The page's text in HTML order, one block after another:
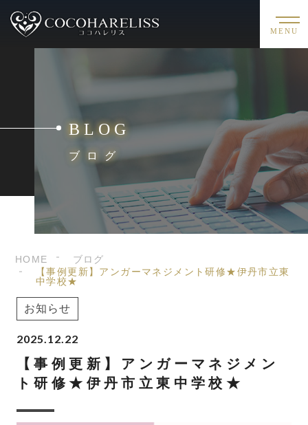
MENU
BLOG
ブログ
HOME
ブログ
【事例更新】アンガーマネジメント研修★伊丹市立東
中学校★
お知らせ
2025.12.22
【事例更新】アンガーマネジメン
ト研修★伊丹市立東中学校★